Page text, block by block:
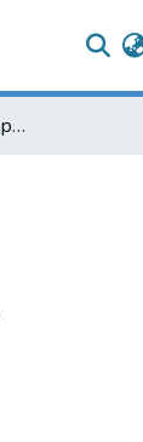
Історія, яка поєднала Варшаву з Москвою та Мінськом